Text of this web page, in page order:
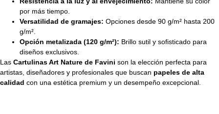
por más tiempo.
Versatilidad de gramajes: Opciones desde 90 g/m² hasta 200
g/m².
Opción metalizada (120 g/m²): Brillo sutil y sofisticado para
diseños exclusivos.
Las Cartulinas Art Nature de Favini son la elección perfecta para
artistas, diseñadores y profesionales que buscan papeles de alta
calidad con una estética premium y un desempeño excepcional.